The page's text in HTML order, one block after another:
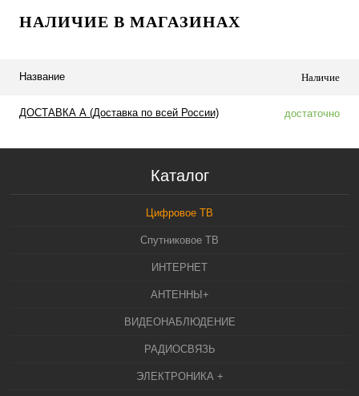
НАЛИЧИЕ В МАГАЗИНАХ
Название Наличие
ДОСТАВКА А (Доставка по всей России) достаточно
Каталог
Цифровое ТВ
Спутниковое ТВ
ИНТЕРНЕТ
АНТЕННЫ+
ВИДЕОНАБЛЮДЕНИЕ
РАДИОСВЯЗЬ
ЭЛЕКТРОНИКА +